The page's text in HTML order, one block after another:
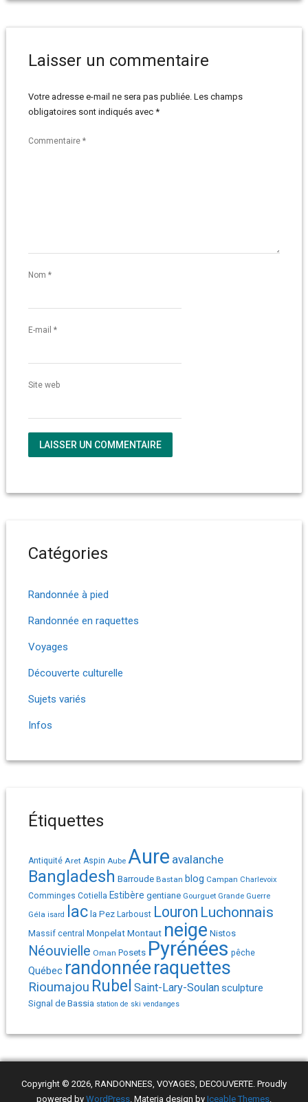
Laisser un commentaire
Votre adresse e-mail ne sera pas publiée. Les champs
obligatoires sont indiqués avec *
Commentaire *
Nom *
E-mail *
Site web
Catégories
Randonnée à pied
Randonnée en raquettes
Voyages
Découverte culturelle
Sujets variés
Infos
Étiquettes
Antiquité Aret Aspin Aube Aure avalanche
Bangladesh Barroude Bastan blog Campan Charlevoix
Comminges Cotiella Estibère gentiane Gourguet Grande Guerre
Géla isard lac la Pez Larboust Louron Luchonnais
Massif central MonpelatMontaut neige Nistos
Néouvielle Oman Posets Pyrénées pêche
Québec randonnéeraquettes
Rioumajou Rubel Saint-Lary-Soulansculpture
Signal de Bassia station de ski vendanges
Copyright © 2026, RANDONNEES, VOYAGES, DECOUVERTE. Proudly
powered by WordPress. Materia design by Iceable Themes.